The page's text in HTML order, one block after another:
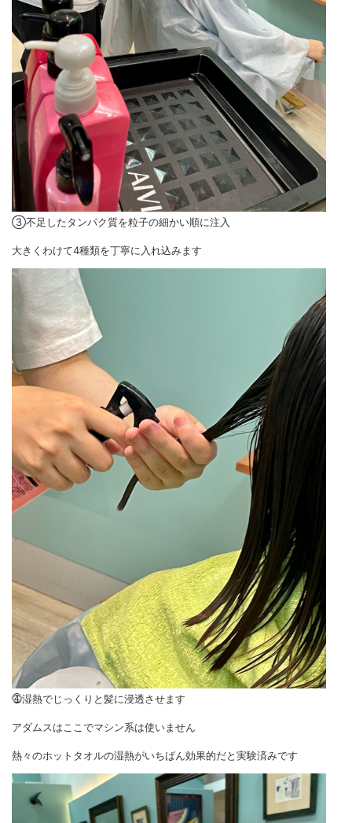
③不足したタンパク質を粒子の細かい順に注入
大きくわけて4種類を丁寧に入れ込みます
⓸湿熱でじっくりと髪に浸透させます
アダムスはここでマシン系は使いません
熱々のホットタオルの湿熱がいちばん効果的だと実験済みです